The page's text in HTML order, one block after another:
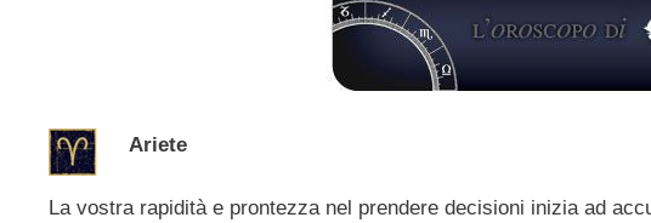
Ariete
La vostra rapidità e prontezza nel prendere decisioni inizia ad